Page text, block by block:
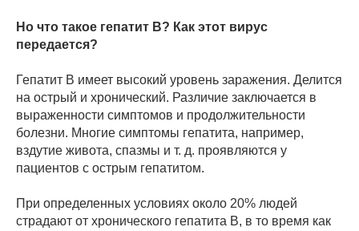
Но что такое гепатит В? Как этот вирус
передается?
Гепатит В имеет высокий уровень заражения. Делится
на острый и хронический. Различие заключается в
выраженности симптомов и продолжительности
болезни. Многие симптомы гепатита, например,
вздутие живота, спазмы и т. д. проявляются у
пациентов с острым гепатитом.
При определенных условиях около 20% людей
страдают от хронического гепатита В, в то время как